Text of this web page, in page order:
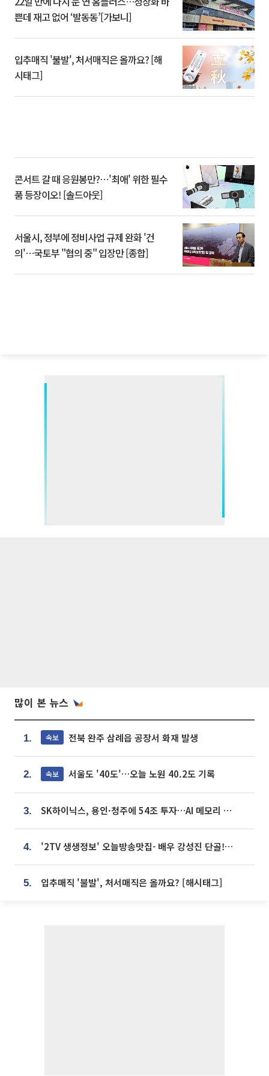
쁜데 재고 없어 ‘발동동’[가보니]
입추매직 '불발', 처서매직은 올까요? [해
시태그]
콘서트 갈 때 응원봉만?⋯'최애' 위한 필수
품 등장이오! [솔드아웃]
서울시, 정부에 정비사업 규제 완화 '건
의'⋯국토부 "협의 중" 입장만 [종합]
많이 본 뉴스
1. 속보 전북 완주 삼례읍 공장서 화재 발생
2. 속보 서울도 '40도'…오늘 노원 40.2도 기록
3. SK하이닉스, 용인·청주에 54조 투자…AI 메모리 생산기지 키운다
4. '2TV 생생정보' 오늘방송맛집- 배우 강성진 단골! 쌀국수ㆍ푸팟퐁 커리 맛집 '블○○○'
5. 입추매직 '불발', 처서매직은 올까요? [해시태그]